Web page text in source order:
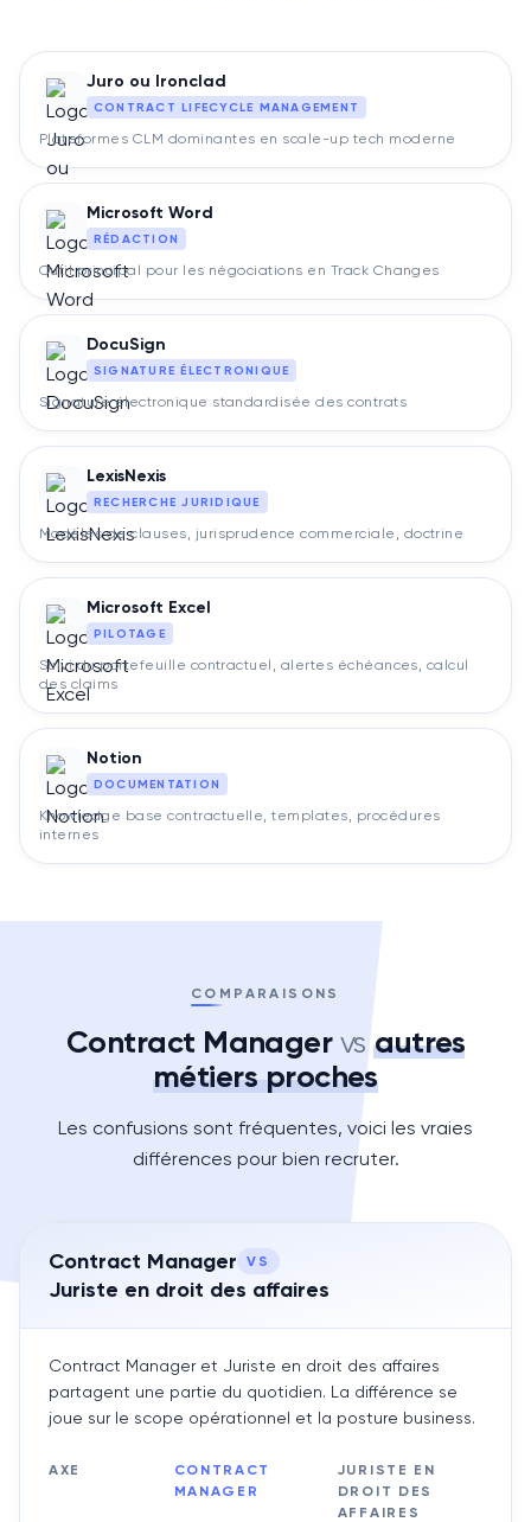
Juro ou Ironclad
CONTRACT LIFECYCLE MANAGEMENT
Plateformes CLM dominantes en scale-up tech moderne
Microsoft Word
RÉDACTION
Outil principal pour les négociations en Track Changes
DocuSign
SIGNATURE ÉLECTRONIQUE
Signature électronique standardisée des contrats
LexisNexis
RECHERCHE JURIDIQUE
Modèles de clauses, jurisprudence commerciale, doctrine
Microsoft Excel
PILOTAGE
Suivi du portefeuille contractuel, alertes échéances, calcul
des claims
Notion
DOCUMENTATION
Knowledge base contractuelle, templates, procédures
internes
COMPARAISONS
Contract Manager vs autres
métiers proches
Les confusions sont fréquentes, voici les vraies
différences pour bien recruter.
Contract Manager VS
Juriste en droit des affaires
Contract Manager et Juriste en droit des affaires
partagent une partie du quotidien. La différence se
joue sur le scope opérationnel et la posture business.
AXE
CONTRACT
MANAGER
JURISTE EN
DROIT DES
AFFAIRES